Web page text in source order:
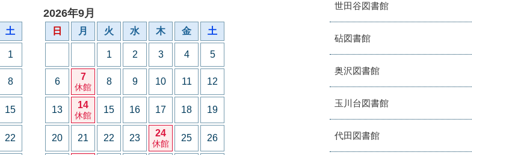
土
1
8
15
22
2026年9月
日 月 火 水 木 金 土
1 2 3 4 5
6 7
休館
8 9 10 11 12
13 14
休館
15 16 17 18 19
20 21 22 23 24
休館
25 26
世田谷図書館
砧図書館
奥沢図書館
玉川台図書館
代田図書館